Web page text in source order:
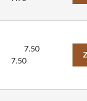
7.50
7.50